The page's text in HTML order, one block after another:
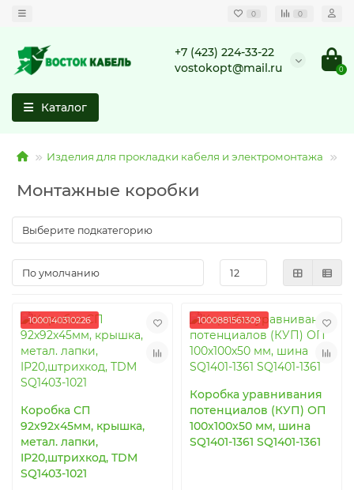
0 0
+7 (423) 224-33-22
vostokopt@mail.ru
0
Каталог
Изделия для прокладки кабеля и электромонтажа
Монтажные коробки
1000140310226
Коробка СП
92х92х45мм, крышка,
метал. лапки,
IP20,штрихкод, TDM
SQ1403-1021
1000881561309
Коробка уравнивания
потенциалов (КУП) ОП
100х100х50 мм, шина
SQ1401-1361 SQ1401-1361